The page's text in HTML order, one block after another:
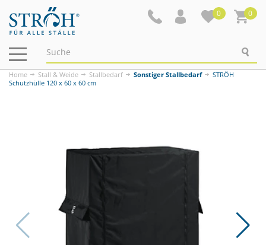
0 0
Navigation
ein-/ausblenden
Home Stall & Weide Stallbedarf Sonstiger Stallbedarf
STRÖH
Schutzhülle 120 x 60 x 60 cm